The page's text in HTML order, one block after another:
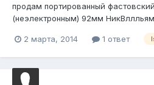
продам портированный
(неэлектронным) 92мм
сейчас не припомню, известный в
2 марта, 2014 1 ответ